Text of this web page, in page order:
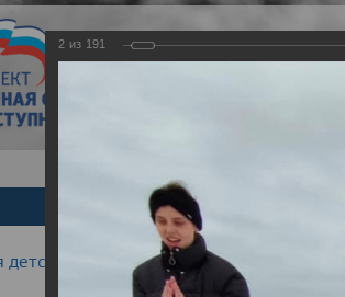
Новости
гонка "Лыжня здоровья" 2022
2 из 191